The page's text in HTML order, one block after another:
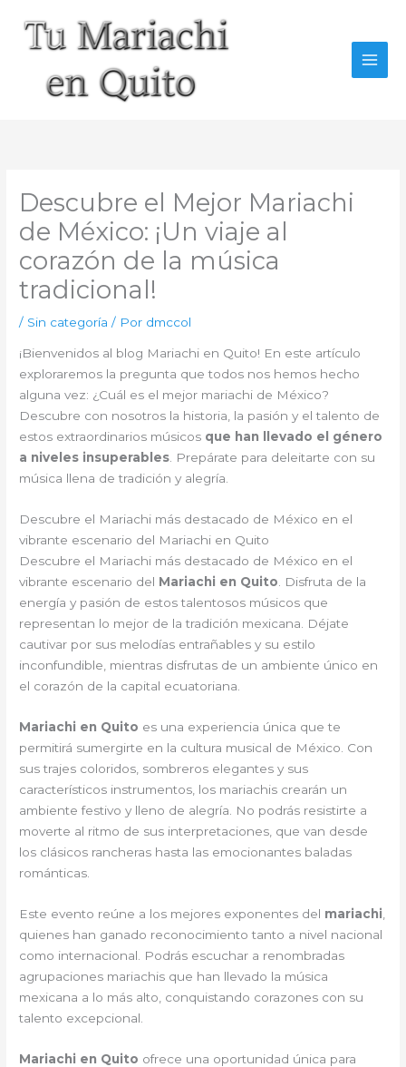
contenido
Descubre el Mejor Mariachi
de México: ¡Un viaje al
corazón de la música
tradicional!
/ Sin categoría / Por dmccol
¡Bienvenidos al blog Mariachi en Quito! En este artículo
exploraremos la pregunta que todos nos hemos hecho
alguna vez: ¿Cuál es el mejor mariachi de México?
Descubre con nosotros la historia, la pasión y el talento de
estos extraordinarios músicos que han llevado el género
a niveles insuperables. Prepárate para deleitarte con su
música llena de tradición y alegría.
Descubre el Mariachi más destacado de México en el
vibrante escenario del Mariachi en Quito
Descubre el Mariachi más destacado de México en el
vibrante escenario del Mariachi en Quito . Disfruta de la
energía y pasión de estos talentosos músicos que
representan lo mejor de la tradición mexicana. Déjate
cautivar por sus melodías entrañables y su estilo
inconfundible, mientras disfrutas de un ambiente único en
el corazón de la capital ecuatoriana.
Mariachi en Quito es una experiencia única que te
permitirá sumergirte en la cultura musical de México. Con
sus trajes coloridos, sombreros elegantes y sus
característicos instrumentos, los mariachis crearán un
ambiente festivo y lleno de alegría. No podrás resistirte a
moverte al ritmo de sus interpretaciones, que van desde
los clásicos rancheras hasta las emocionantes baladas
románticas.
Este evento reúne a los mejores exponentes del mariachi
quienes han ganado reconocimiento tanto a nivel nacional
como internacional. Podrás escuchar a renombradas
agrupaciones mariachis que han llevado la música
mexicana a lo más alto, conquistando corazones con su
talento excepcional.
Mariachi en Quito ofrece una oportunidad única para